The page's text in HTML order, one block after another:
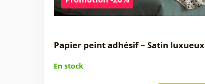
Papier peint adhésif – Satin luxueux
En stock